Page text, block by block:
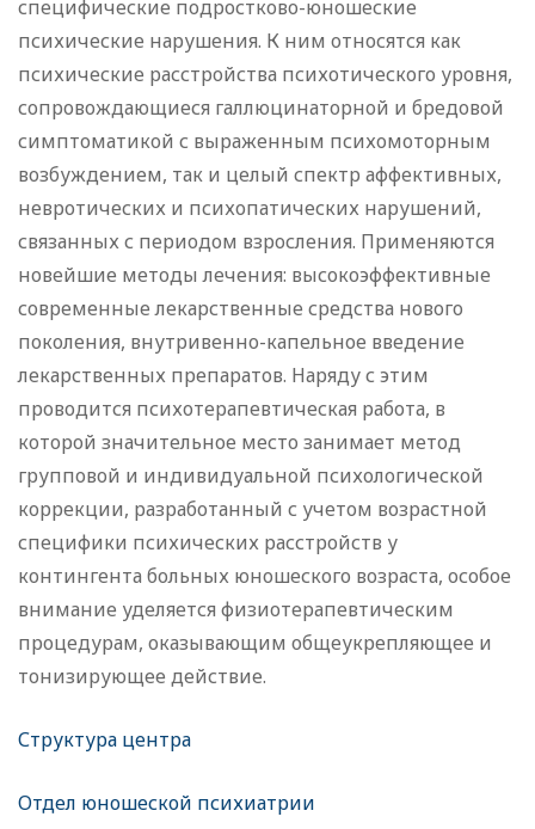
специфические подростково-юношеские
психические нарушения. К ним относятся как
психические расстройства психотического уровня,
сопровождающиеся галлюцинаторной и бредовой
симптоматикой с выраженным психомоторным
возбуждением, так и целый спектр аффективных,
невротических и психопатических нарушений,
связанных с периодом взросления. Применяются
новейшие методы лечения: высокоэффективные
современные лекарственные средства нового
поколения, внутривенно-капельное введение
лекарственных препаратов. Наряду с этим
проводится психотерапевтическая работа, в
которой значительное место занимает метод
групповой и индивидуальной психологической
коррекции, разработанный с учетом возрастной
специфики психических расстройств у
контингента больных юношеского возраста, особое
внимание уделяется физиотерапевтическим
процедурам, оказывающим общеукрепляющее и
тонизирующее действие.
Структура центра
Отдел юношеской психиатрии